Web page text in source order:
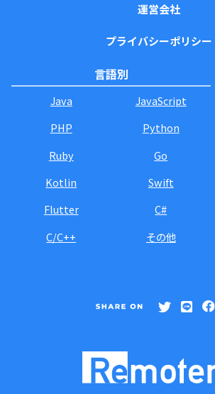
運営会社
プライバシーポリシー
言語別
Java
JavaScript
PHP
Python
Ruby
Go
Kotlin
Swift
Flutter
C#
C/C++
その他